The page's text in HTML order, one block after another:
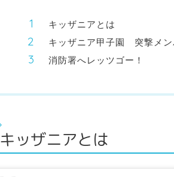
キッザニアとは
キッザニア甲子園 突撃メン
消防署へレッツゴー！
キッザニアとは